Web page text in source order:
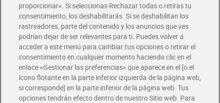
Glovo y Uber Eats
Solicita tu factura de Glovo o Uber Eats
Únete al CLUB Dia
Disfruta las ventajas y ofertas exclusivas.
Descárgate la APP Dia
Folletos y Tiendas
Descubre las mejores ofertas y busca tu tienda más cercana
proporcionar». Si seleccionas Rechazar todas o retiras tu
consentimiento, los deshabilitarás. Si se deshabilitan los
rastreadores, parte del contenido y los anuncios que ves
podrían dejar de ser relevantes para ti. Puedes volver a
acceder a este menú para cambiar tus opciones o retirar el
consentimiento en cualquier momento haciendo clic en el
enlace «Gestionar las preferencias» que aparece en el [o el
ícono flotante en la parte inferior izquierda de la página web,
si corresponde] en la parte inferior de la página web. Tus
opciones tendrán efecto dentro de nuestro Sitio web. Para